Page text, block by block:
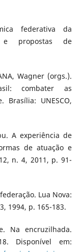
federativa da
e propostas de
Wagner (orgs.).
combater as
Brasília: UNESCO,
A experiência de
de atuação e
n. 4, 2011, p. 91-
Lua Nova:
1994, p. 165-183.
Na encruzilhada.
Disponível em: